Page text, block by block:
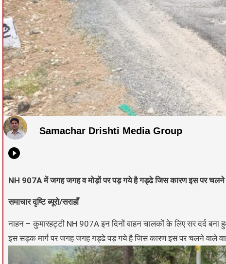
Samachar Drishti Media Group
NH 907A में जगह जगह व मोड़ों पर पड़ गये है गड्ढे जिस कारण इस पर चलने
समाचार दृष्टि ब्यूरो/सराहाँ
नाहन – कुमारहट्टी NH 907A इन दिनों वाहन चालकों के लिए सर दर्द
इस सड़क मार्ग पर जगह जगह गड्ढे पड़ गये है जिस कारण इस पर चलने वाले